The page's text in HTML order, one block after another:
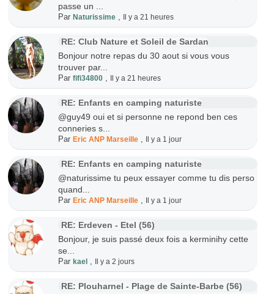
passe un ...
Par Naturissime, Il y a 21 heures
RE: Club Nature et Soleil de Sardan
Bonjour notre repas du 30 aout si vous vous
trouver par...
Par fifi34800, Il y a 21 heures
RE: Enfants en camping naturiste
@guy49 oui et si personne ne repond ben ces
conneries s...
Par Eric ANP Marseille, Il y a 1 jour
RE: Enfants en camping naturiste
@naturissime tu peux essayer comme tu dis perso
quand...
Par Eric ANP Marseille, Il y a 1 jour
RE: Erdeven - Etel (56)
Bonjour, je suis passé deux fois a kerminihy cette
se...
Par kael, Il y a 2 jours
RE: Plouharnel - Plage de Sainte-Barbe (56)